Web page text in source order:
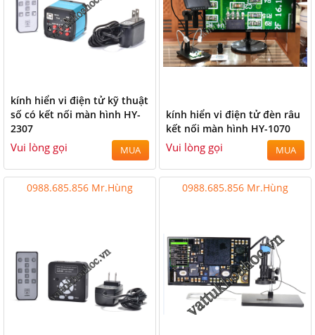
kính hiển vi điện tử kỹ thuật
số có kết nối màn hình HY-
2307
Vui lòng gọi MUA
kính hiển vi điện tử đèn râu
kết nối màn hình HY-1070
Vui lòng gọi MUA
0988.685.856 Mr.Hùng 0988.685.856 Mr.Hùng